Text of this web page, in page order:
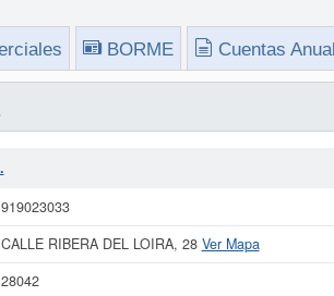
BORME Cuentas
919023033
CALLE RIBERA DEL LOIRA, 28 Ver Mapa
28042